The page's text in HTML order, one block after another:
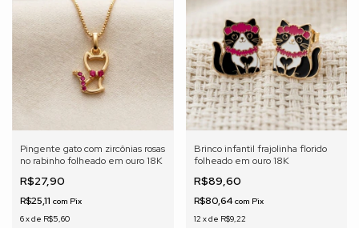
Pingente gato com zircônias rosas
no rabinho folheado em ouro 18K
R$27,90
R$25,11 com Pix
6xde R$5,60
Brinco infantil frajolinha florido
folheado em ouro 18K
R$89,60
R$80,64 com Pix
12 xde R$9,22